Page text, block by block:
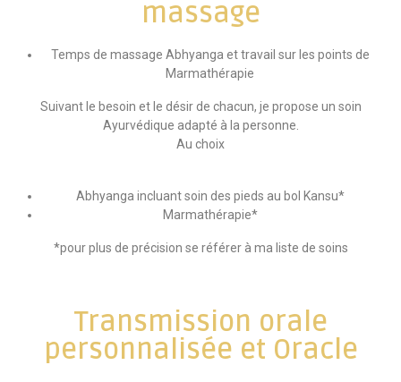
massage
Temps de massage Abhyanga et travail sur les points de
Marmathérapie
Suivant le besoin et le désir de chacun, je propose un soin
Ayurvédique adapté à la personne.
Au choix
Abhyanga incluant soin des pieds au bol Kansu*
Marmathérapie*
*pour plus de précision se référer à ma liste de soins
Transmission orale
personnalisée et Oracle